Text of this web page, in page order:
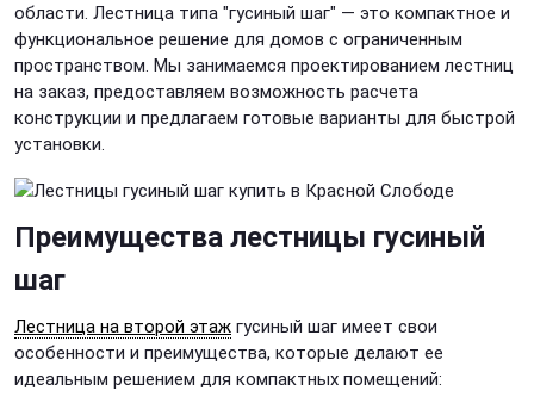
области. Лестница типа "гусиный шаг" — это компактное и
функциональное решение для домов с ограниченным
пространством. Мы занимаемся проектированием лестниц
на заказ, предоставляем возможность расчета
конструкции и предлагаем готовые варианты для быстрой
установки.
Преимущества лестницы гусиный
шаг
Лестница на второй этаж гусиный шаг имеет свои
особенности и преимущества, которые делают ее
идеальным решением для компактных помещений: